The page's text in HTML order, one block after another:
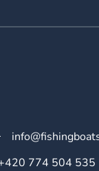
774 504 535